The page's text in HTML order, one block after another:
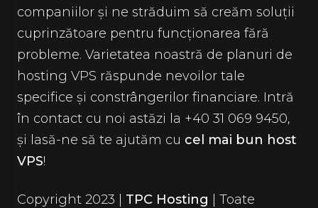
companiilor și ne străduim să creăm soluții
cuprinzătoare pentru funcționarea fără
probleme. Varietatea noastră de planuri de
hosting VPS răspunde nevoilor tale
specifice și constrângerilor financiare. Intră
în contact cu noi astăzi la +40 31 069 9450,
și lasă-ne să te ajutăm cu cel mai bun host
VPS!
Copyright 2023 | TPC Hosting | Toate